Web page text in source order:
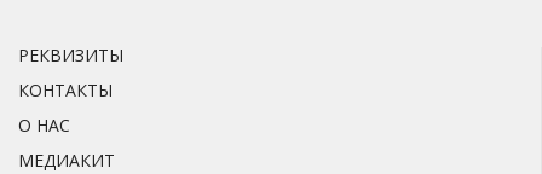
РЕКВИЗИТЫ
КОНТАКТЫ
О НАС
МЕДИАКИТ